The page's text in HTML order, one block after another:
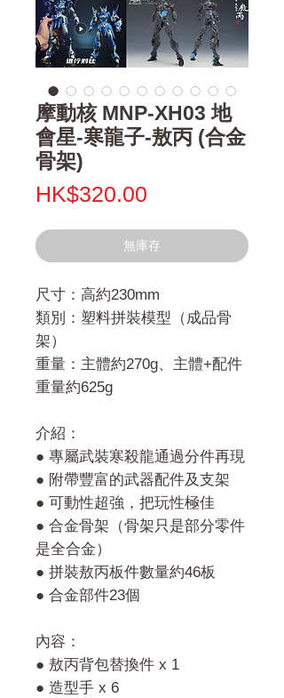
摩動核 MNP-XH03 地
會星-寒龍子-敖丙 (合金
骨架)
HK$320.00
無庫存
尺寸：高約230mm
類別：塑料拼裝模型（成品骨
架）
重量：主體約270g、主體+配件
重量約625g
介紹：
● 專屬武裝寒殺龍通過分件再現
● 附帶豐富的武器配件及支架
● 可動性超強，把玩性極佳
● 合金骨架（骨架只是部分零件
是全合金）
● 拼裝敖丙板件數量約46板
● 合金部件23個
內容：
● 敖丙背包替換件 x 1
● 造型手 x 6